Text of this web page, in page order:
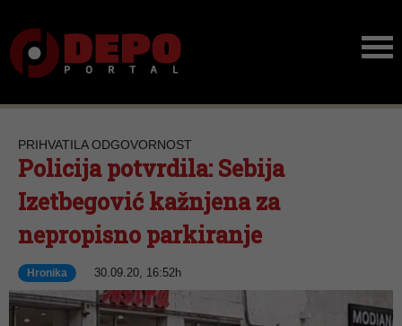
PRIHVATILA ODGOVORNOST
Policija potvrdila: Sebija
Izetbegović kažnjena za
nepropisno parkiranje
Hronika 30.09.20, 16:52h